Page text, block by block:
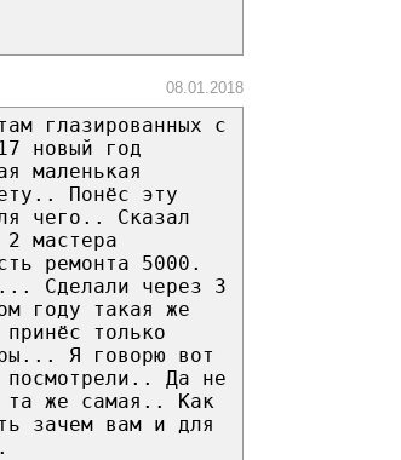
08.01.2018
глазированных с
новый год
маленькая
Понёс эту
чего.. Сказал
мастера
ремонта 5000.
Сделали через 3
году такая же
только
Я говорю вот
Да не
та же самая.. Как
зачем вам и для